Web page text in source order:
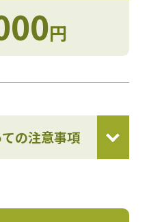
円
の注意事項